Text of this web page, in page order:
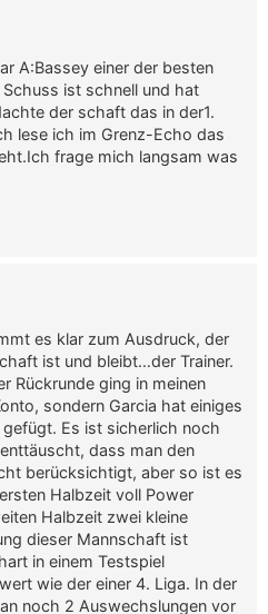
A:Bassey einer der besten
ist schnell und hat
der schaft das in der1.
lese ich im Grenz-Echo das
frage mich langsam was
es klar zum Ausdruck, der
ist und bleibt…der Trainer.
Rückrunde ging in meinen
sondern Garcia hat einiges
Es ist sicherlich noch
dass man den
berücksichtigt, aber so ist es
Halbzeit voll Power
Halbzeit zwei kleine
dieser Mannschaft ist
in einem Testspiel
wie der einer 4. Liga. In der
noch 2 Auswechslungen vor